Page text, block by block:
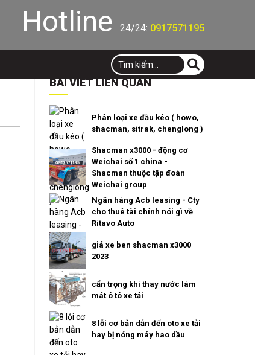
Hotline 24/24: 0917571195
BÀI VIẾT LIÊN QUAN
Phân loại xe đầu kéo ( howo,
shacman, sitrak, chenglong )
Shacman x3000 - động cơ
Weichai số 1 china -
Shacman thuộc tập đoàn
Weichai group
Ngân hàng Acb leasing - Cty
cho thuê tài chính nói gì về
Ritavo Auto
giá xe ben shacman x3000
2023
cẩn trọng khi thay nước làm
mát ô tô xe tải
8 lỗi cơ bản dẫn đến oto xe tải
hay bị nóng máy hao dầu